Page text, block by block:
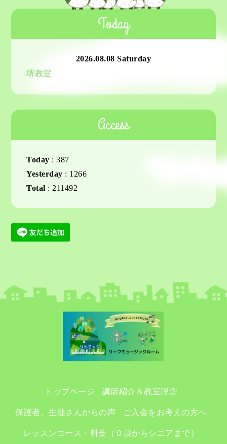
Today
2026.08.08 Saturday
堺教室
Access
Today :387
Yesterday : 1266
Total : 211492
トップページ 講師紹介＆教室理念
保護者、生徒さんからの声 ご入会をお考えの方へ
レッスンコース・料金（０歳からシニアまで）